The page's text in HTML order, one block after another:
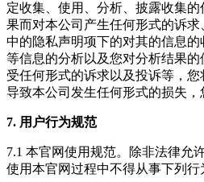
定收集、使用、分析、披露收集
果而对本公司产生任何形式的诉
中的隐私声明项下的对其的信息
等信息的分析以及您对分析结果
受任何形式的诉求以及投诉等，
导致本公司发生任何形式的损失，
7. 用户行为规范
7.1 本官网使用规范。除非法律允
使用本官网过程中不得从事下列行